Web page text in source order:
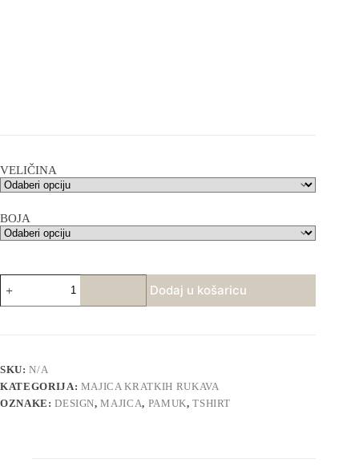
VELIČINA
BOJA
Ženska
majica-
Koka
Dodaj u košaricu
SKU:N/A
KATEGORIJA: MAJICA KRATKIH RUKAVA
OZNAKE:DESIGN,MAJICA, PAMUK,TSHIRT